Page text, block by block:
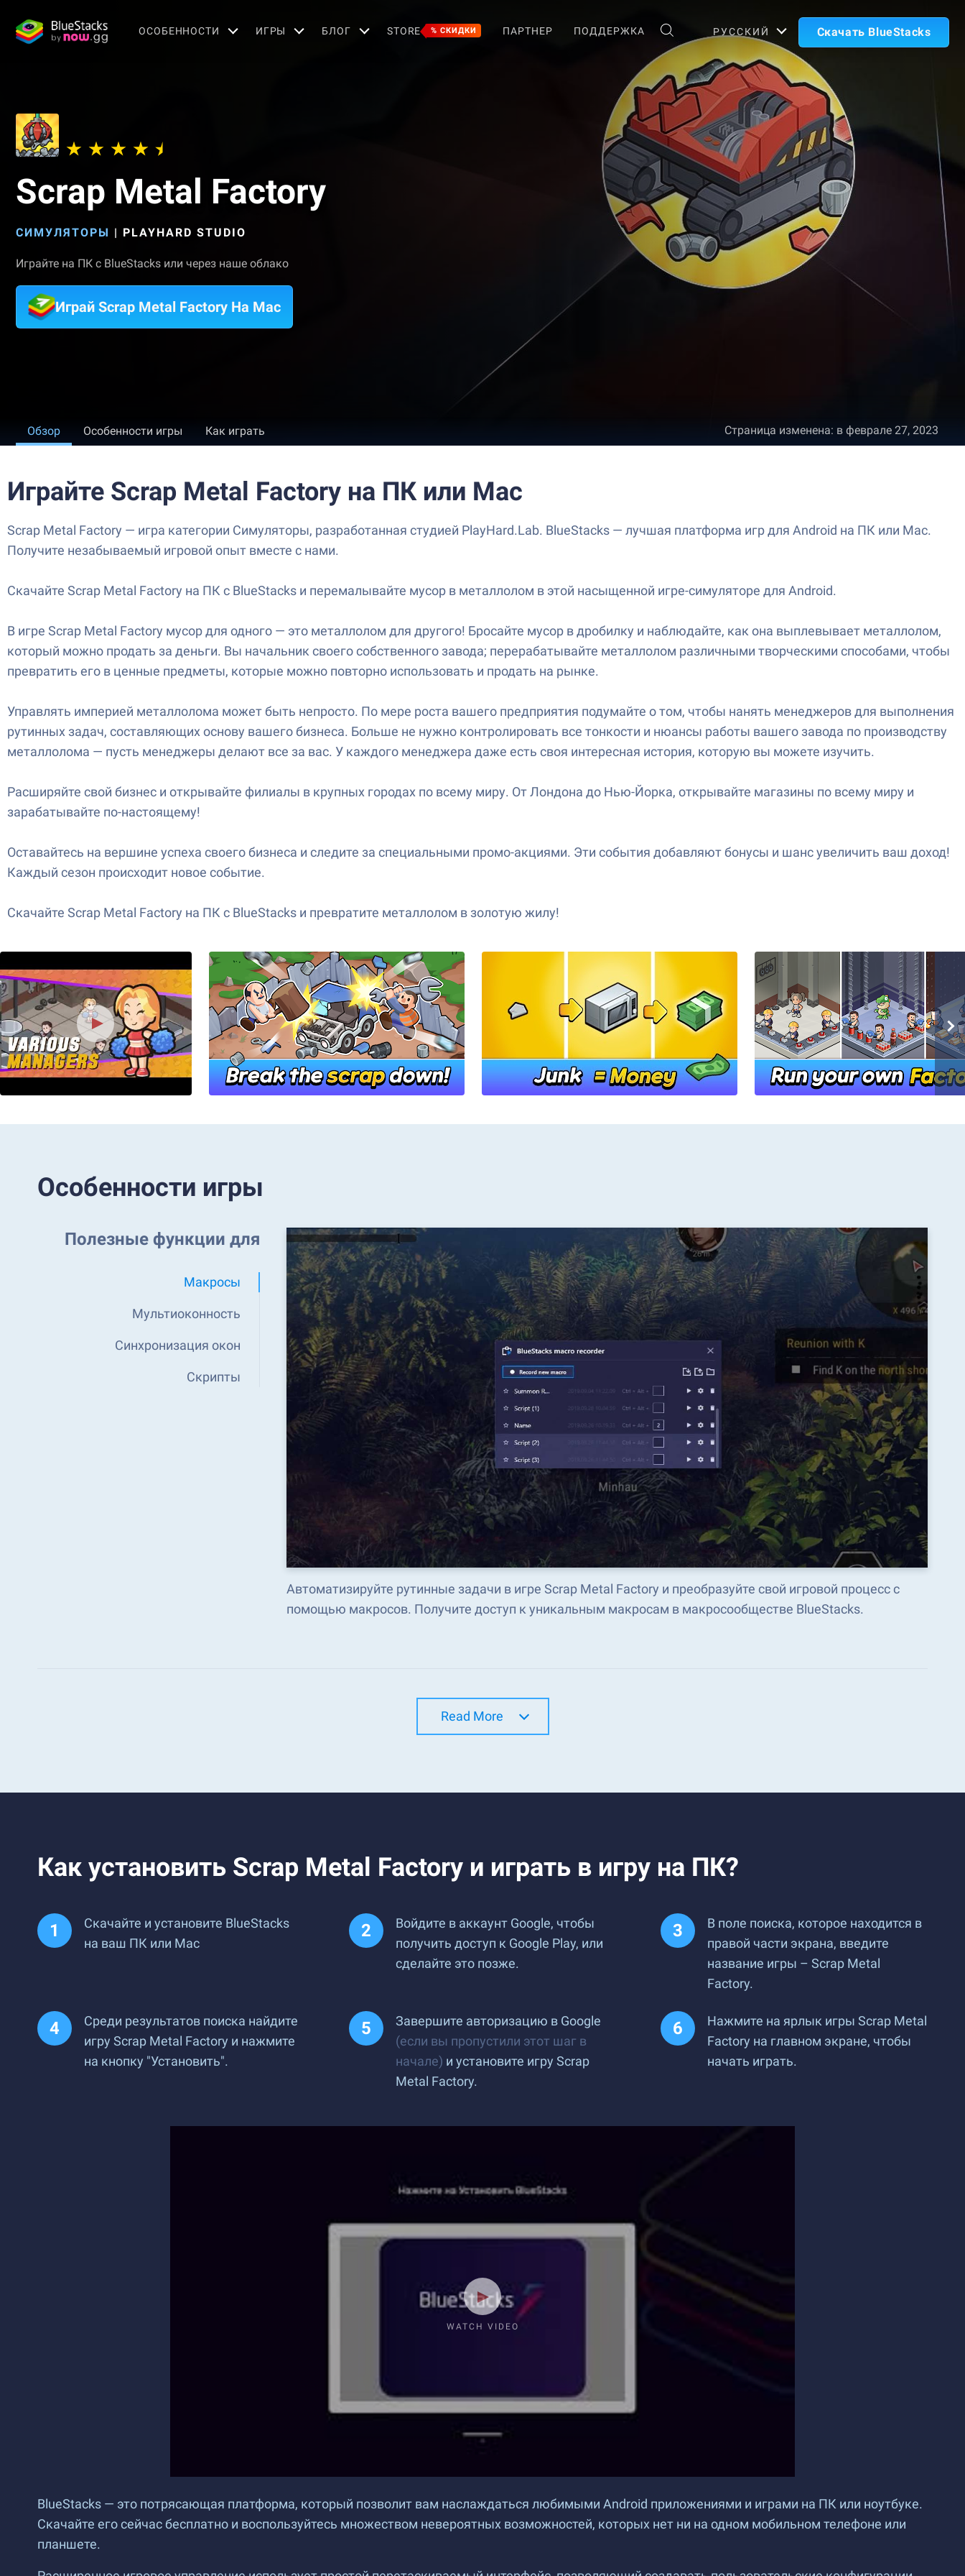
OСОБЕННОСТИ ИГРЫ БЛОГ STORE % СКИДКИ ПАРТНЕР ПОДДЕРЖКА РУССКИЙ Скачать BlueStacks
Scrap Metal Factory
СИМУЛЯТОРЫ | PLAYHARD STUDIO
Играйте на ПК с BlueStacks или через наше облако
Играй Scrap Metal Factory На Mac
Обзор Особенности игры Как играть Страница изменена: в феврале 27, 2023
Играйте Scrap Metal Factory на ПК или Mac
Scrap Metal Factory — игра категории Симуляторы, разработанная студией PlayHard.Lab. BlueStacks — лучшая платформа игр для Android на ПК или Mac.
Получите незабываемый игровой опыт вместе с нами.
Скачайте Scrap Metal Factory на ПК с BlueStacks и перемалывайте мусор в металлолом в этой насыщенной игре-симуляторе для Android.
В игре Scrap Metal Factory мусор для одного — это металлолом для другого! Бросайте мусор в дробилку и наблюдайте, как она выплевывает металлолом,
который можно продать за деньги. Вы начальник своего собственного завода; перерабатывайте металлолом различными творческими способами, чтобы
превратить его в ценные предметы, которые можно повторно использовать и продать на рынке.
Управлять империей металлолома может быть непросто. По мере роста вашего предприятия подумайте о том, чтобы нанять менеджеров для выполнения
рутинных задач, составляющих основу вашего бизнеса. Больше не нужно контролировать все тонкости и нюансы работы вашего завода по производству
металлолома — пусть менеджеры делают все за вас. У каждого менеджера даже есть своя интересная история, которую вы можете изучить.
Расширяйте свой бизнес и открывайте филиалы в крупных городах по всему миру. От Лондона до Нью-Йорка, открывайте магазины по всему миру и
зарабатывайте по-настоящему!
Оставайтесь на вершине успеха своего бизнеса и следите за специальными промо-акциями. Эти события добавляют бонусы и шанс увеличить ваш доход!
Каждый сезон происходит новое событие.
Скачайте Scrap Metal Factory на ПК с BlueStacks и превратите металлолом в золотую жилу!
Особенности игры
Полезные функции для
Макросы
Мультиоконность
Синхронизация окон
Скрипты
Автоматизируйте рутинные задачи в игре Scrap Metal Factory и преобразуйте свой игровой процесс с
помощью макросов. Получите доступ к уникальным макросам в макросообществе BlueStacks.
Read More
Как установить Scrap Metal Factory и играть в игру на ПК?
Скачайте и установите BlueStacks
на ваш ПК или Mac
Войдите в аккаунт Google, чтобы
получить доступ к Google Play, или
сделайте это позже.
В поле поиска, которое находится в
правой части экрана, введите
название игры – Scrap Metal
Factory.
Среди результатов поиска найдите
игру Scrap Metal Factory и нажмите
на кнопку "Установить".
Завершите авторизацию в Google
(если вы пропустили этот шаг в
начале) и установите игру Scrap
Metal Factory.
Нажмите на ярлык игры Scrap Metal
Factory на главном экране, чтобы
начать играть.
WATCH VIDEO
BlueStacks — это потрясающая платформа, который позволит вам наслаждаться любимыми Android приложениями и играми на ПК или ноутбуке.
Скачайте его сейчас бесплатно и воспользуйтесь множеством невероятных возможностей, которых нет ни на одном мобильном телефоне или
планшете.